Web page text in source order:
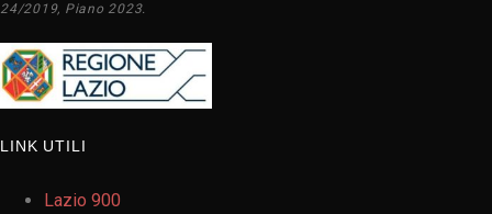
24/2019, Piano 2023.
LINK UTILI
Lazio 900